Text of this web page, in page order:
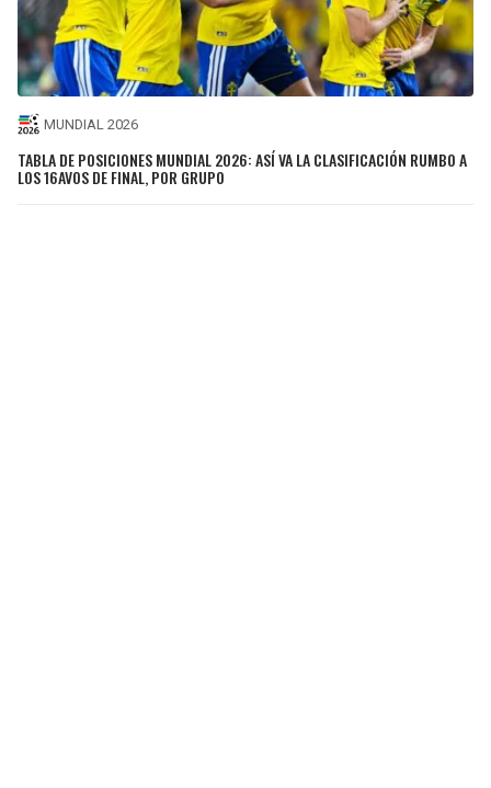
MUNDIAL 2026
TABLA DE POSICIONES MUNDIAL 2026: ASÍ VA LA CLASIFICACIÓN RUMBO A
LOS 16AVOS DE FINAL, POR GRUPO